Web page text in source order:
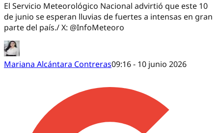
El Servicio Meteorológico Nacional advirtió que este 10
de junio se esperan lluvias de fuertes a intensas en gran
parte del país./ X: @InfoMeteoro
Mariana Alcántara Contreras09:16 - 10 junio 2026